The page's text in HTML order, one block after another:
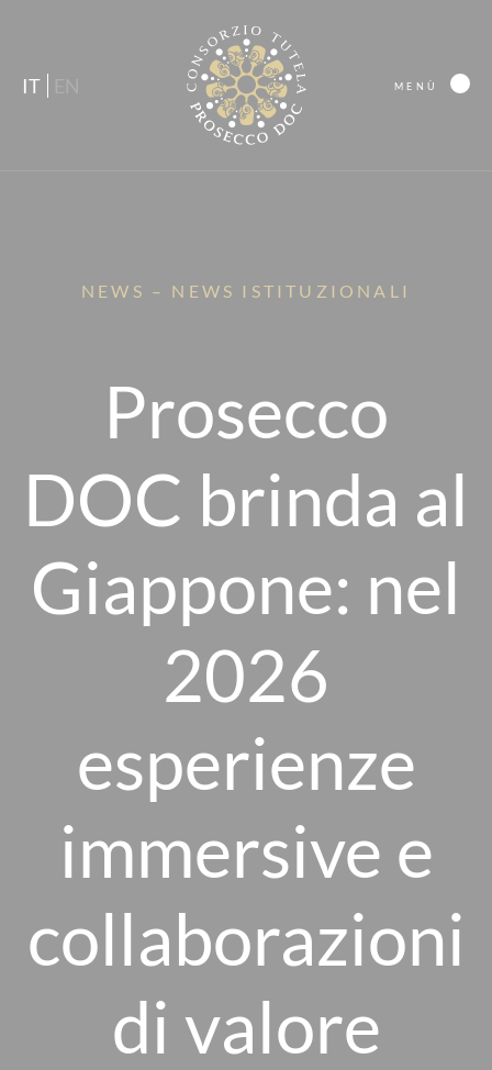
IT MENÙ
NEWS – NEWS ISTITUZIONALI
Prosecco
DOC brinda al
Giappone: nel
2026
esperienze
immersive e
collaborazioni
di valore